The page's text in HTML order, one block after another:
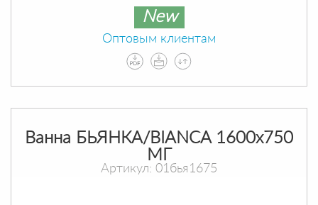
New
Оптовым клиентам
Ванна БЬЯНКА/BIANCA 1600х750
МГ
Артикул: 01бья1675